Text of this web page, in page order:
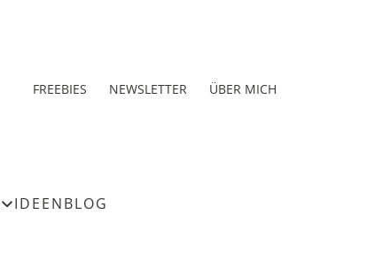
FREEBIES NEWSLETTER ÜBER MICH
IDEENBLOG